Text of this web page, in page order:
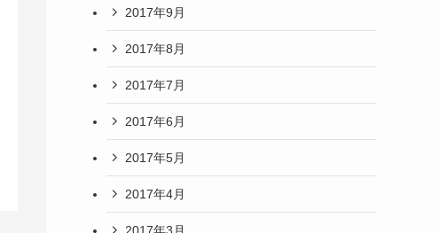
2017年9月
2017年8月
2017年7月
2017年6月
2017年5月
2017年4月
2017年3月